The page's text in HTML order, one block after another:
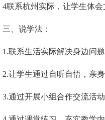
4联系杭州实际，让学生体
三、说学法：
1.联系生活实际解决身边问
2.让学生通过自听自悟，亲
3.通过开展小组合作交流活